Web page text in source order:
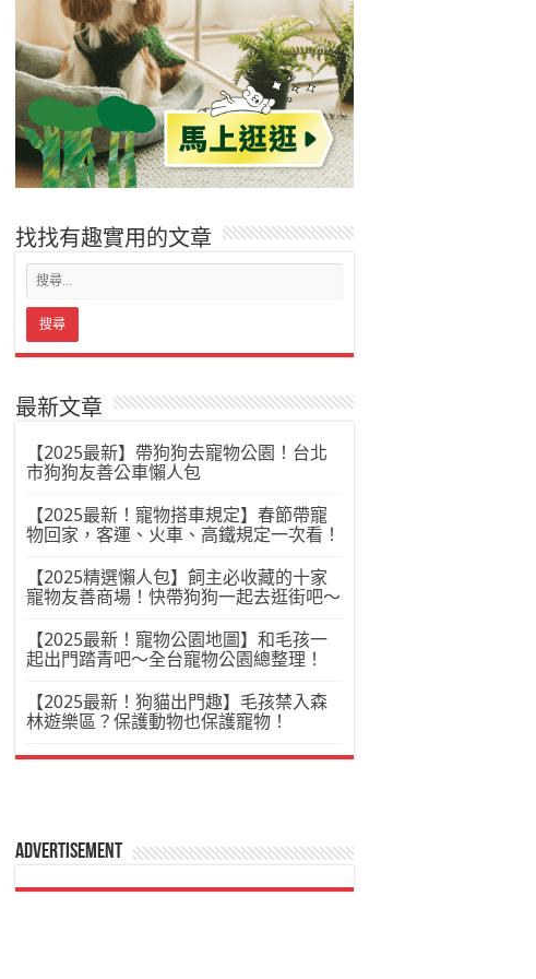
找找有趣實用的文章
最新文章
【2025最新】帶狗狗去寵物公園！台北
市狗狗友善公車懶人包
【2025最新！寵物搭車規定】春節帶寵
物回家，客運、火車、高鐵規定一次看！
【2025精選懶人包】飼主必收藏的十家
寵物友善商場！快帶狗狗一起去逛街吧～
【2025最新！寵物公園地圖】和毛孩一
起出門踏青吧～全台寵物公園總整理！
【2025最新！狗貓出門趣】毛孩禁入森
林遊樂區？保護動物也保護寵物！
Advertisement